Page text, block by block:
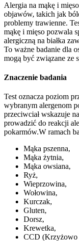
Alergia na mąkę i
objawów, takich jak
problemy trawienne.
mąkę i mięso pozwala
alergiczną na białka
To ważne badanie dla
mogą być związane ze
Znaczenie badania
Test oznacza poziom
wybranym alergenom
przeciwciał wskazuje
prowadzić do reakcji
pokarmów.W ramach
Mąka pszenna,
Mąka żytnia,
Mąka owsiana,
Ryż,
Wieprzowina,
Wołowina,
Kurczak,
Gluten,
Dorsz,
Krewetka,
CCD (Krzyżowo